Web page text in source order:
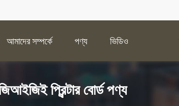
আমাদের সম্পর্কে পণ্য ভিডিও
প্রিন্টার বোর্ড পণ্য